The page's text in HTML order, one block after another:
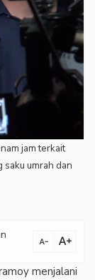
jam terkait
saku umrah dan
text_decrease text_increase
menjalani